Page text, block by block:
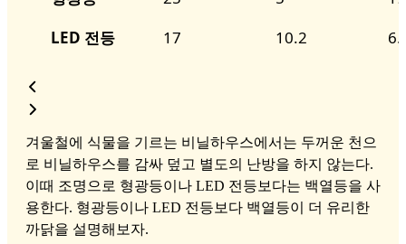
LED 전등
17 10.2
겨울철에 식물을 기르는 비닐하우스에서는 두꺼운 천으
로 비닐하우스를 감싸 덮고 별도의 난방을 하지 않는다.
이때 조명으로 형광등이나 LED 전등보다는 백열등을 사
용한다. 형광등이나 LED 전등보다 백열등이 더 유리한
까닭을 설명해보자.